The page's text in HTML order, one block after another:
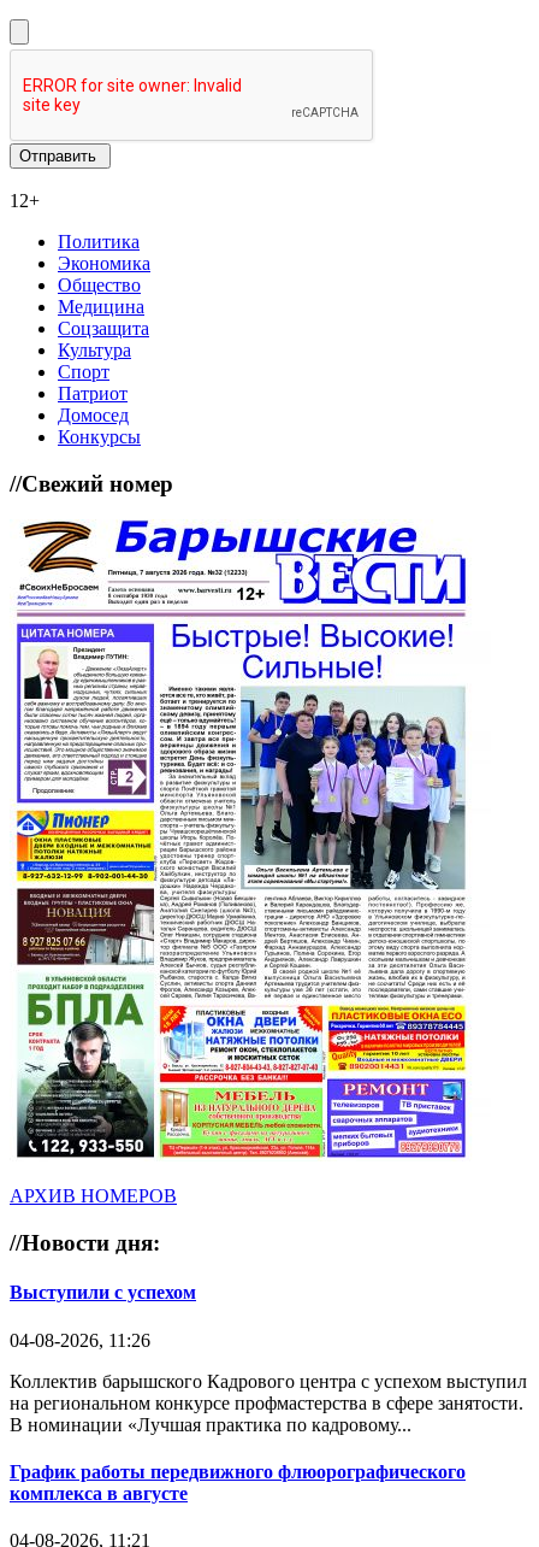
12+
Политика
Экономика
Общество
Медицина
Соцзащита
Культура
Спорт
Патриот
Домосед
Конкурсы
//Свежий номер
АРХИВ НОМЕРОВ
//Новости дня:
Выступили с успехом
04-08-2026, 11:26
Коллектив барышского Кадрового центра с успехом выступил
на региональном конкурсе профмастерства в сфере занятости.
В номинации «Лучшая практика по кадровому...
График работы передвижного флюорографического
комплекса в августе
04-08-2026, 11:21